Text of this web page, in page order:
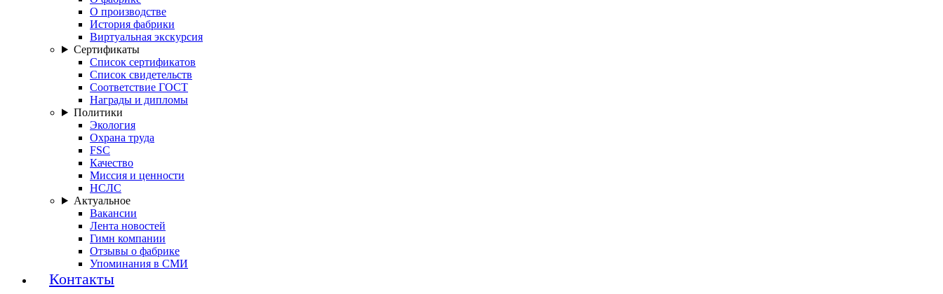
О производстве
История фабрики
Виртуальная экскурсия
Сертификаты
Список сертификатов
Список свидетельств
Соответствие ГОСТ
Награды и дипломы
Политики
Экология
Охрана труда
FSC
Качество
Миссия и ценности
НСЛС
Актуальное
Вакансии
Лента новостей
Гимн компании
Отзывы о фабрике
Упоминания в СМИ
Контакты